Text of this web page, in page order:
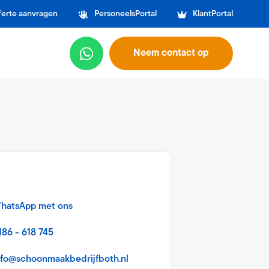
aanvragen PersoneelsPortal KlantPortal
Neem contact op
met ons
- 618 745